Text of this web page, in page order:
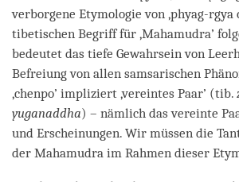
verborgene Etymologie von ‚phyag-rgya
tibetischen Begriff für ‚Mahamudra’
bedeutet das tiefe Gewahrsein von
Befreiung von allen samsarischen
‚chenpo’ impliziert ‚vereintes Paar’ (tib.
yuganaddha) – nämlich das vereinte
und Erscheinungen. Wir müssen die
der Mahamudra im Rahmen dieser